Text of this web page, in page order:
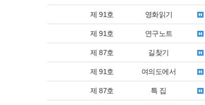
제 91호 영화읽기
제 91호 연구노트
제 87호 길찾기
제 91호 여의도에서
제 87호 특 집